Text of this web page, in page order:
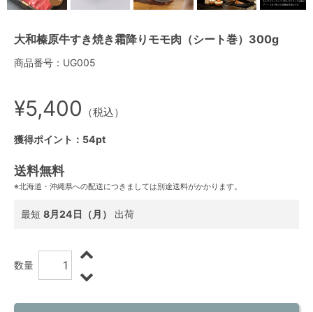
大和榛原牛すき焼き霜降りモモ肉（シート巻）300g
商品番号：UG005
¥5,400 （税込）
獲得ポイント：54pt
送料無料
※北海道・沖縄県への配送につきましては別途送料がかかります。
最短 8月24日（月） 出荷
数量